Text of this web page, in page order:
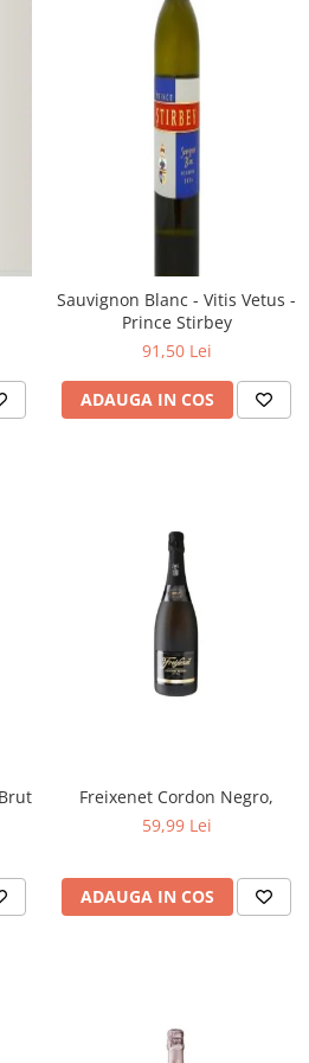
Sauvignon Blanc - Vitis Vetus -
Prince Stirbey
91,50 Lei
ADAUGA IN COS
Freixenet Cordon Negro,
59,99 Lei
ADAUGA IN COS